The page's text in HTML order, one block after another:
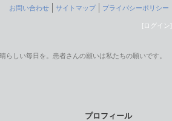
プライバシーポリシー
サイトマップ
お問い合わせ
らしい毎日を。患者さんの願いは私たちの願いです。
[ログイン]
プロフィール